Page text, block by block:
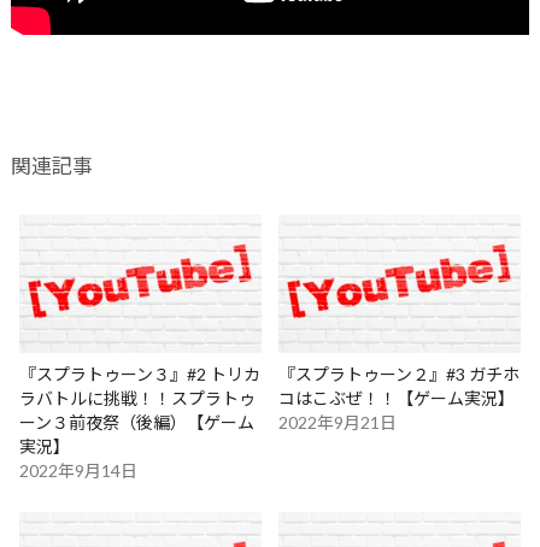
関連記事
『スプラトゥーン３』#2 トリカ
ラバトルに挑戦！！スプラトゥ
ーン３前夜祭（後編）【ゲーム
実況】
2022年9月14日
『スプラトゥーン２』#3 ガチホ
コはこぶぜ！！【ゲーム実況】
2022年9月21日